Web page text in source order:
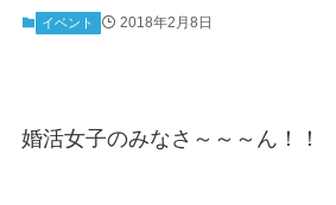
イベント 2018年2月8日
婚活女子のみなさ～～～ん！！